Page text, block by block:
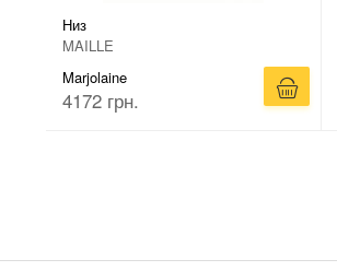
Низ
MAILLE
Marjolaine
4172 грн.